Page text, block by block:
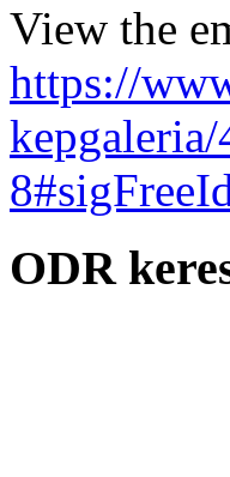
View the
https://
ODR